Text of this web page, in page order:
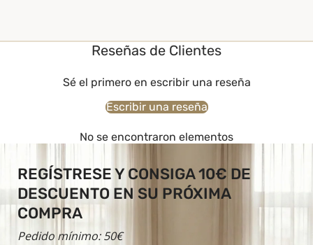
Reseñas de Clientes
Sé el primero en escribir una reseña
Escribir una reseña
No se encontraron elementos
REGÍSTRESE Y CONSIGA 10€ DE
DESCUENTO EN SU PRÓXIMA
COMPRA
Pedido mínimo: 50€